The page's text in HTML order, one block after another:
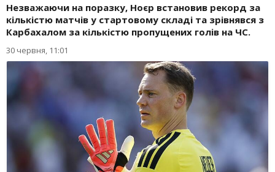
Незважаючи на поразку, Ноєр встановив рекорд за
кількістю матчів у стартовому складі та зрівнявся з
Карбахалом за кількістю пропущених голів на ЧС.
30 червня, 11:01